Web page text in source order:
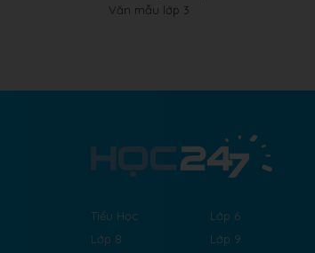
Văn mẫu lớp 3
Tiểu Học Lớp 6
Lớp 8
Lớp 9